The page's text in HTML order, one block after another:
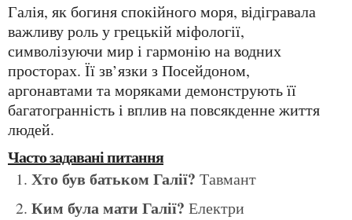
Галія, як богиня спокійного моря, відігравала
важливу роль у грецькій міфології,
символізуючи мир і гармонію на водних
просторах. Її зв’язки з Посейдоном,
аргонавтами та моряками демонструють її
багатогранність і вплив на повсякденне життя
людей.
Часто задавані питання
Хто був батьком Галії? Тавмант
Ким була мати Галії? Електри